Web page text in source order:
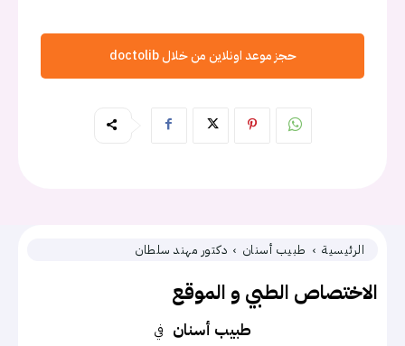
الرئيسية طبيب أسنان دكتور مهند سلطان
الاختصاص الطبي و الموقع
في طبيب أسنان
حجز موعد اونلاين من خلال doctolib